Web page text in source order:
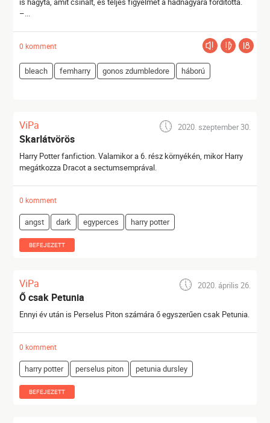
–...
0 komment
bleach femharry gonos zdumbledore háború
ViPa 2020. szeptember 30.
Skarlátvörös
Harry Potter fanfiction. Valamikor a 6. rész környékén, mikor Harry
megátkozza Dracot a sectumsemprával.
0 komment
angst dark egyperces harry potter
BEFEJEZETT
ViPa 2020. április 26.
Ő csak Petunia
Ennyi év után is Perselus Piton számára ő egyszerűen csak Petunia.
0 komment
harry potter perselus piton petunia dursley
BEFEJEZETT